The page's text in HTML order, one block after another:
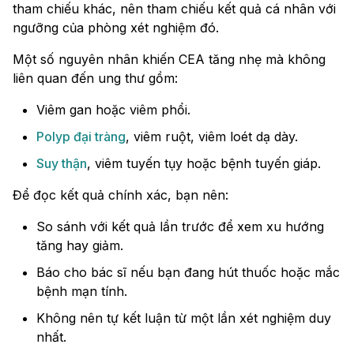
tham chiếu khác, nên tham chiếu kết quả cá nhân với
ngưỡng của phòng xét nghiệm đó.
Một số nguyên nhân khiến CEA tăng nhẹ mà không
liên quan đến ung thư gồm:
Viêm gan hoặc viêm phổi.
Polyp đại tràng, viêm ruột, viêm loét dạ dày.
Suy thận, viêm tuyến tụy hoặc bệnh tuyến giáp.
Để đọc kết quả chính xác, bạn nên:
So sánh với kết quả lần trước để xem xu hướng
tăng hay giảm.
Báo cho bác sĩ nếu bạn đang hút thuốc hoặc mắc
bệnh mạn tính.
Không nên tự kết luận từ một lần xét nghiệm duy
nhất.